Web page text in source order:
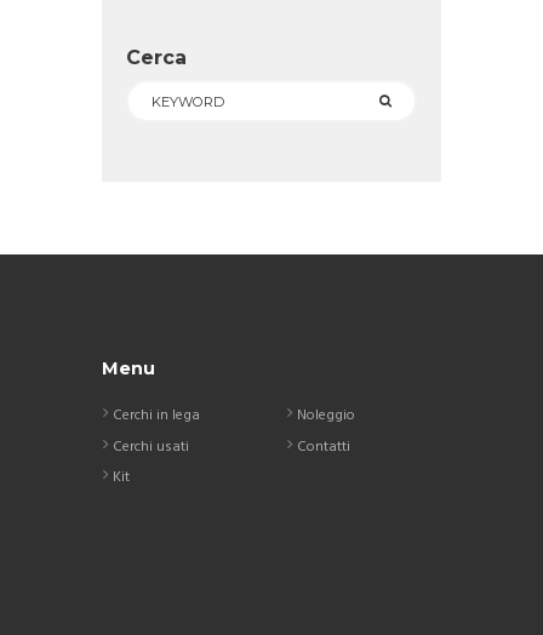
Cerca
Menu
Cerchi in lega
Cerchi usati
Kit
Noleggio
Contatti